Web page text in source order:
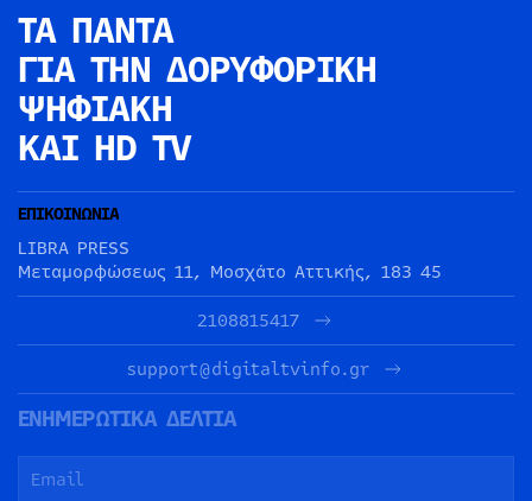
ΤΑ ΠΑΝΤΑ
ΓΙΑ ΤΗΝ ΔΟΡΥΦΟΡΙΚΗ
ΨΗΦΙΑΚΗ
ΚΑΙ HD TV
ΕΠΙΚΟΙΝΩΝΙΑ
LIBRA PRESS
Μεταμορφώσεως 11, Μοσχάτο Αττικής, 183 45
2108815417
support@digitaltvinfo.gr
ΕΝΗΜΕΡΩΤΙΚΑ ΔΕΛΤΙΑ